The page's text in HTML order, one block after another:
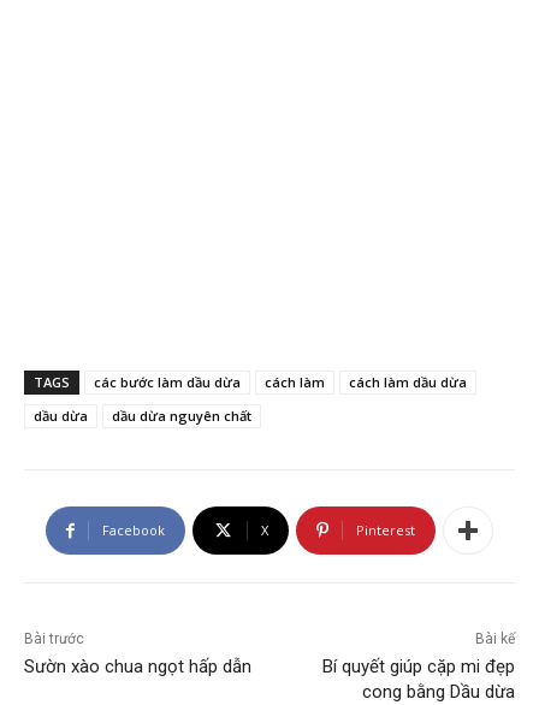
TAGS các bước làm dầu dừa cách làm
cách làm dầu dừa
dầu dừa
dầu dừa nguyên chất
Facebook X Pinterest
Bài trước
Sườn xào chua ngọt hấp dẫn
Bài kế
Bí quyết giúp cặp mi đẹp
cong bằng Dầu dừa